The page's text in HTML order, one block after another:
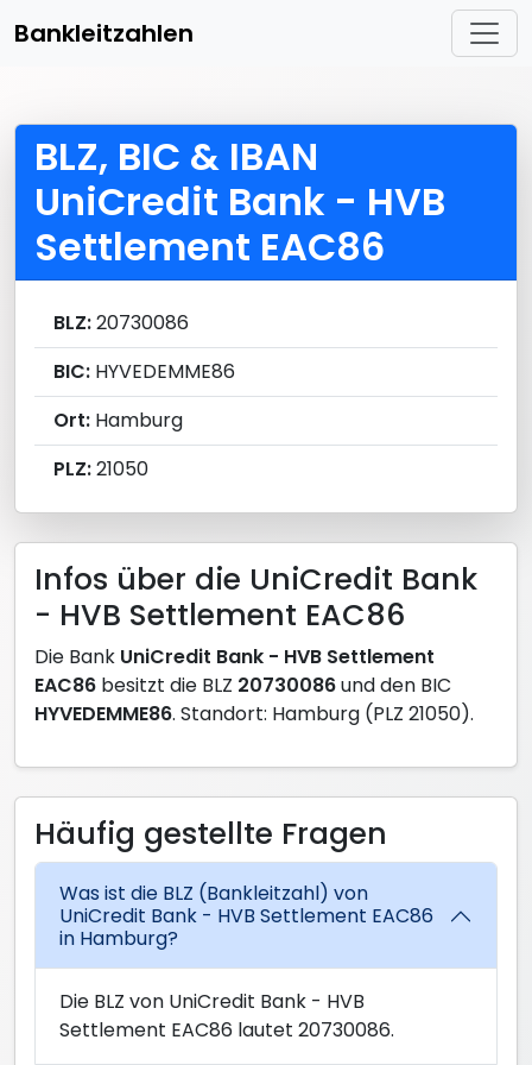
Bankleitzahlen
BLZ, BIC & IBAN
UniCredit Bank - HVB
Settlement EAC86
BLZ:20730086
BIC: HYVEDEMME86
Ort: Hamburg
PLZ:21050
Infos über die UniCredit Bank
- HVB Settlement EAC86
Die Bank UniCredit Bank - HVB Settlement
EAC86 besitzt die BLZ 20730086und den BIC
HYVEDEMME86. Standort: Hamburg (PLZ 21050).
Häufig gestellte Fragen
Was ist die BLZ (Bankleitzahl) von
UniCredit Bank - HVB Settlement EAC86
in Hamburg?
Die BLZ von UniCredit Bank - HVB
Settlement EAC86 lautet 20730086.